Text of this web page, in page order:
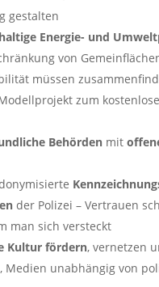
gestalten
Energie- und
von
müssen
zum
Behördenmit
der Polizei – Vertrauen
man sich versteckt
Kultur fördern, vernetzen
Medien unabhängig von